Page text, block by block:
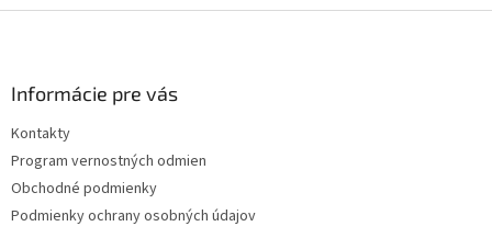
Informácie pre vás
Kontakty
Program vernostných odmien
Obchodné podmienky
Podmienky ochrany osobných údajov